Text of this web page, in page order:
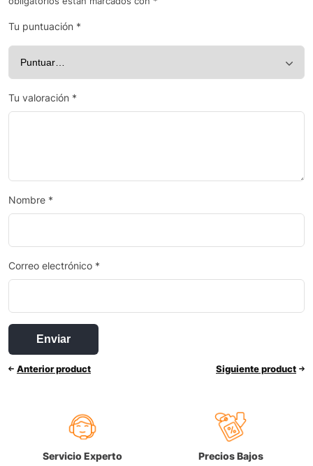
Tu puntuación *
Tu valoración *
Nombre *
Correo electrónico *
Anterior product Siguiente product
Servicio Experto Precios Bajos